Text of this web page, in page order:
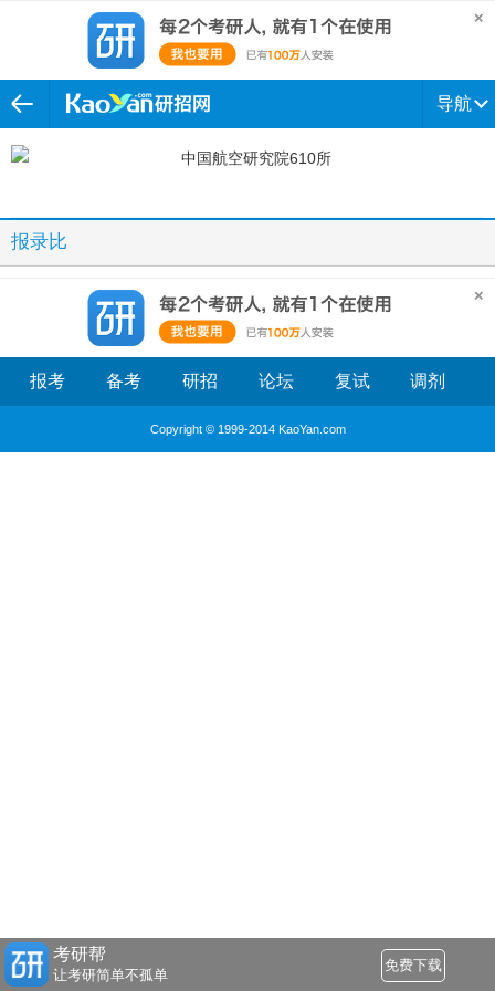
导航
报录比
报考 备考 研招 论坛 复试 调剂
Copyright © 1999-2014 KaoYan.com
考研帮
让考研简单不孤单
免费下载